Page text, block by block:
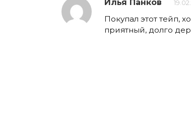
Илья Панков
Покупал этот тейп,
приятный, долго